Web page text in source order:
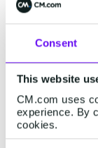
Consent
This website
CM.com uses
experience. By
cookies.
Als RCS
zodat de
Use